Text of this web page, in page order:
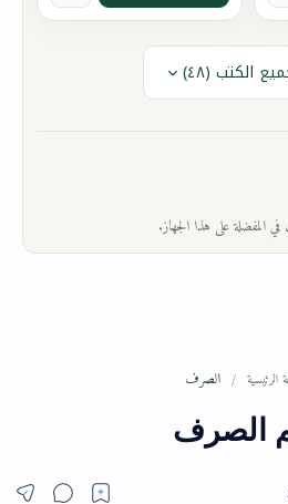
الكتب (٤٨)
المفضلة على هذا الجهاز.
الرئيسية الصرف
الصرف